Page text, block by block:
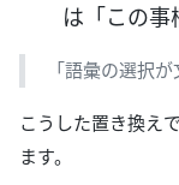
は「この事
「語彙の選択
こうした置き換え
ます。